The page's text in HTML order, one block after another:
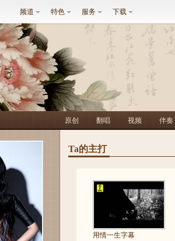
频道 特色 服务 下载
原创 翻唱 视频 伴奏
Ta的主打
用情一生字幕